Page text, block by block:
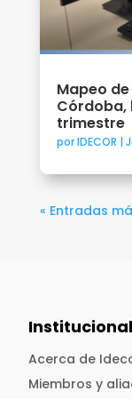
Mapeo
Córdoba,
trimestre
porIDECOR |
« Entradas
Institucional
Acerca de
Miembros y